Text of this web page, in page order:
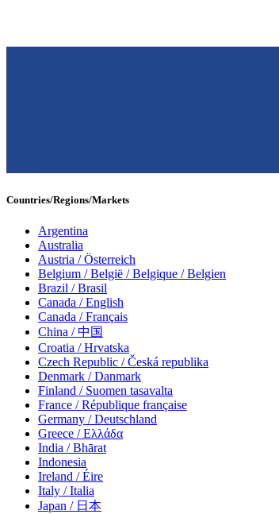
Countries/Regions/Markets
Argentina
Australia
Austria / Österreich
Belgium / België / Belgique / Belgien
Brazil / Brasil
Canada / English
Canada / Français
China / 中国
Croatia / Hrvatska
Czech Republic / Česká republika
Denmark / Danmark
Finland / Suomen tasavalta
France / République française
Germany / Deutschland
Greece / Ελλάδα
India / Bhārat
Indonesia
Ireland / Éire
Italy / Italia
Japan / 日本